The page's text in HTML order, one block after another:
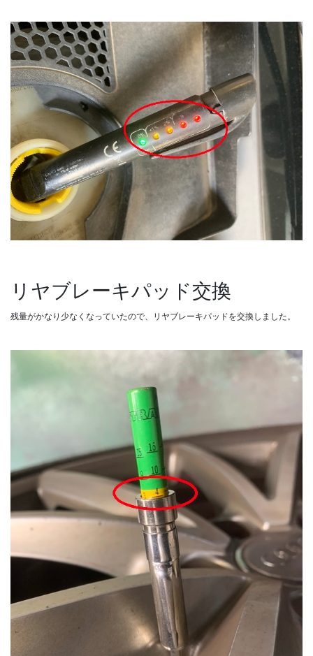
リヤブレーキパッド交換
残量がかなり少なくなっていたので、リヤブレーキパッドを交換しました。